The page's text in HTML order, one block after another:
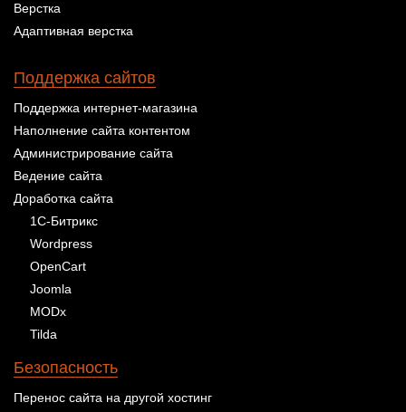
Верстка
Адаптивная верстка
Поддержка сайтов
Поддержка интернет-магазина
Наполнение сайта контентом
Администрирование сайта
Ведение сайта
Доработка сайта
1С-Битрикс
Wordpress
OpenCart
Joomla
MODx
Tilda
Безопасность
Перенос сайта на другой хостинг